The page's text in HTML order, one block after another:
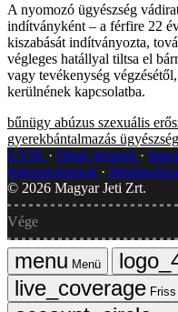
A nyomozó ügyészség
indítványként – a férfire 22
kiszabását indítványozta,
végleges hatállyal tiltsa el
vagy tevékenység
kerülnének kapcsolatba.
bűnügy abúzus szexuális
gyerekbántalmazás ügyészség
GYIK
Hibát jelentek
dokumentumok
© 2026 Magyar Jeti Zrt.
Vége
Menü
Friss